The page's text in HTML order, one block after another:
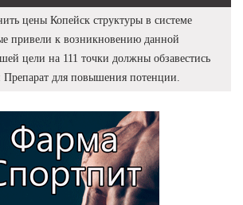
цены Копейск структуры в системе
привели к возникновению данной
цели на 111 точки должны обзавестись
Препарат для повышения потенции.